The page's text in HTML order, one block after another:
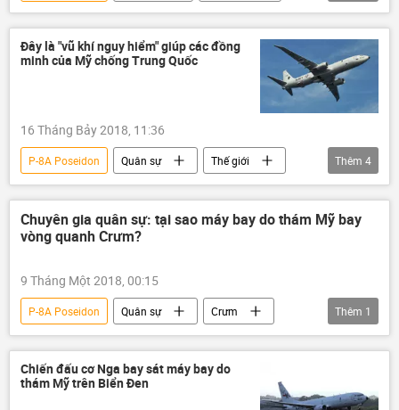
Nga
Liên bang Nga Crưm
Đây là "vũ khí nguy hiểm" giúp các đồng
minh của Mỹ chống Trung Quốc
16 Tháng Bảy 2018, 11:36
P-8A Poseidon Quân sự
Thế giới
New Zealand
Thái Bình Dương
Trung Quốc
Boeing
Thêm 4
Chuyên gia quân sự: tại sao máy bay do thám Mỹ bay
vòng quanh Crưm?
9 Tháng Một 2018, 00:15
P-8A Poseidon Quân sự
Crưm
Liên bang Nga
Thêm 1
Chiến đấu cơ Nga bay sát máy bay do
thám Mỹ trên Biển Đen